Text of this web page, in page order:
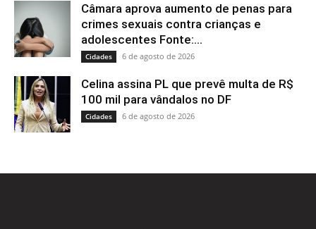
Câmara aprova aumento de penas para
crimes sexuais contra crianças e
adolescentes Fonte:...
Cidades 6 de agosto de 2026
Celina assina PL que prevê multa de R$
100 mil para vândalos no DF
Cidades 6 de agosto de 2026